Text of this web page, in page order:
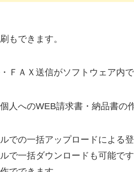
もできます。
ＦＡＸ送信がソフトウェア内で
人へのWEB請求書・納品書の
での一括アップロードによる登
で一括ダウンロードも可能です